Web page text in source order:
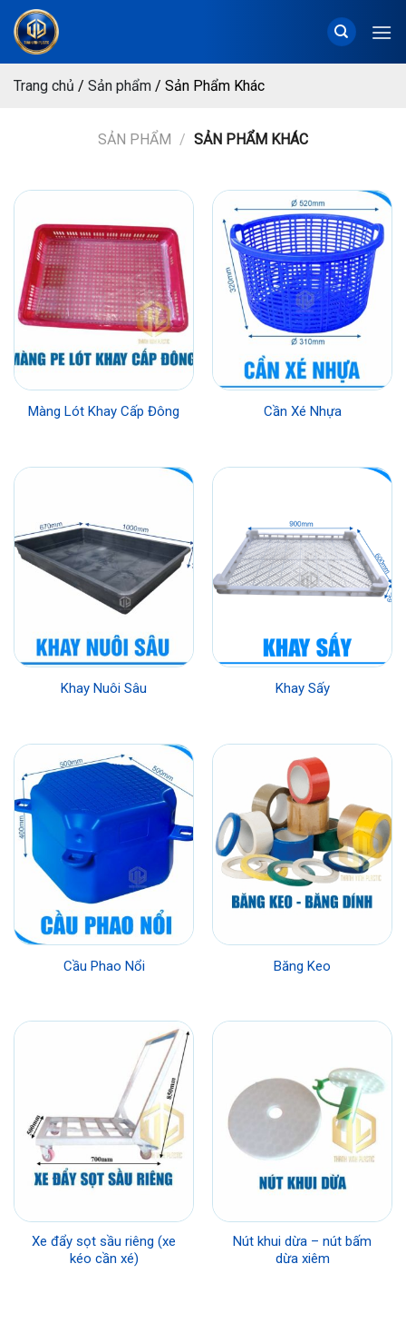
Chuyển
đến
dungTrang chủ / Sản phẩm / Sản Phẩm Khác
SẢN PHẨM / SẢN PHẨM KHÁC
Màng Lót Khay Cấp Đông Cần Xé Nhựa
Khay Nuôi Sâu Khay Sấy
Cầu Phao Nổi Băng Keo
Xe đẩy sọt sầu riêng (xe
kéo cần xé)
Nút khui dừa – nút bấm
dừa xiêm